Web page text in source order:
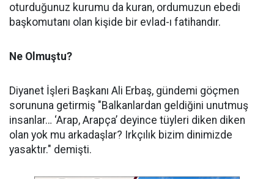
oturduğunuz kurumu da kuran, ordumuzun ebedi
başkomutanı olan kişide bir evlad-ı fatihandır.
Ne Olmuştu?
Diyanet İşleri Başkanı Ali Erbaş, gündemi göçmen
sorununa getirmiş "Balkanlardan geldiğini unutmuş
insanlar… ‘Arap, Arapça’ deyince tüyleri diken diken
olan yok mu arkadaşlar? Irkçılık bizim dinimizde
yasaktır." demişti.